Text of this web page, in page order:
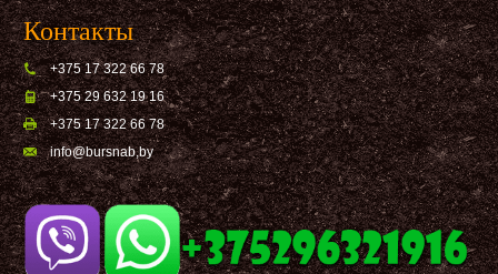
Контакты
+375 17 322 66 78
+375 29 632 19 16
+375 17 322 66 78
info@bursnab,by